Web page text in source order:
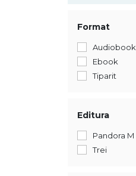
Format
Audiobook
Ebook
Tiparit
Editura
Pandora M
Trei